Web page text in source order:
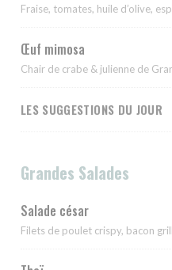
Fraise, tomates, huile d’olive,
Œuf mimosa
Chair de crabe & julienne de
LES SUGGESTIONS DU JOUR
Grandes Salades
Salade césar
Filets de poulet crispy, bacon